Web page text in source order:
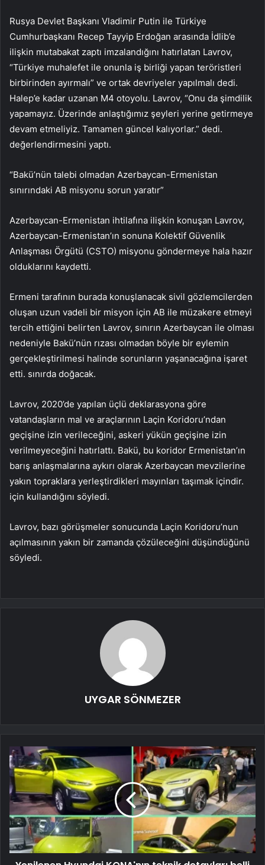
Rusya Devlet Başkanı Vladimir Putin ile Türkiye
Cumhurbaşkanı Recep Tayyip Erdoğan arasında İdlib’e
ilişkin mutabakat zaptı imzalandığını hatırlatan Lavrov,
“Türkiye muhalefet ile onunla iş birliği yapan teröristleri
birbirinden ayırmalı” ve ortak devriyeler yapılmalı dedi.
Halep’e kadar uzanan M4 otoyolu. Lavrov, “Onu da şimdilik
yapamayız. Üzerinde anlaştığımız şeyleri yerine getirmeye
devam etmeliyiz. Tamamen güncel kalıyorlar.” dedi.
değerlendirmesini yaptı.
“Bakü’nün talebi olmadan Azerbaycan-Ermenistan
sınırındaki AB misyonu sorun yaratır”
Azerbaycan-Ermenistan ihtilafına ilişkin konuşan Lavrov,
Azerbaycan-Ermenistan’ın sonuna Kolektif Güvenlik
Anlaşması Örgütü (CSTO) misyonu göndermeye hala hazır
olduklarını kaydetti.
Ermeni tarafının burada konuşlanacak sivil gözlemcilerden
oluşan uzun vadeli bir misyon için AB ile müzakere etmeyi
tercih ettiğini belirten Lavrov, sınırın Azerbaycan ile olması
nedeniyle Bakü’nün rızası olmadan böyle bir eylemin
gerçekleştirilmesi halinde sorunların yaşanacağına işaret
etti. sınırda doğacak.
Lavrov, 2020’de yapılan üçlü deklarasyona göre
vatandaşların mal ve araçlarının Laçin Koridoru’ndan
geçişine izin verileceğini, askeri yükün geçişine izin
verilmeyeceğini hatırlattı. Bakü, bu koridor Ermenistan’ın
barış anlaşmalarına aykırı olarak Azerbaycan mevzilerine
yakın topraklara yerleştirdikleri mayınları taşımak içindir.
için kullandığını söyledi.
Lavrov, bazı görüşmeler sonucunda Laçin Koridoru’nun
açılmasının yakın bir zamanda çözüleceğini düşündüğünü
söyledi.
UYGAR SÖNMEZER